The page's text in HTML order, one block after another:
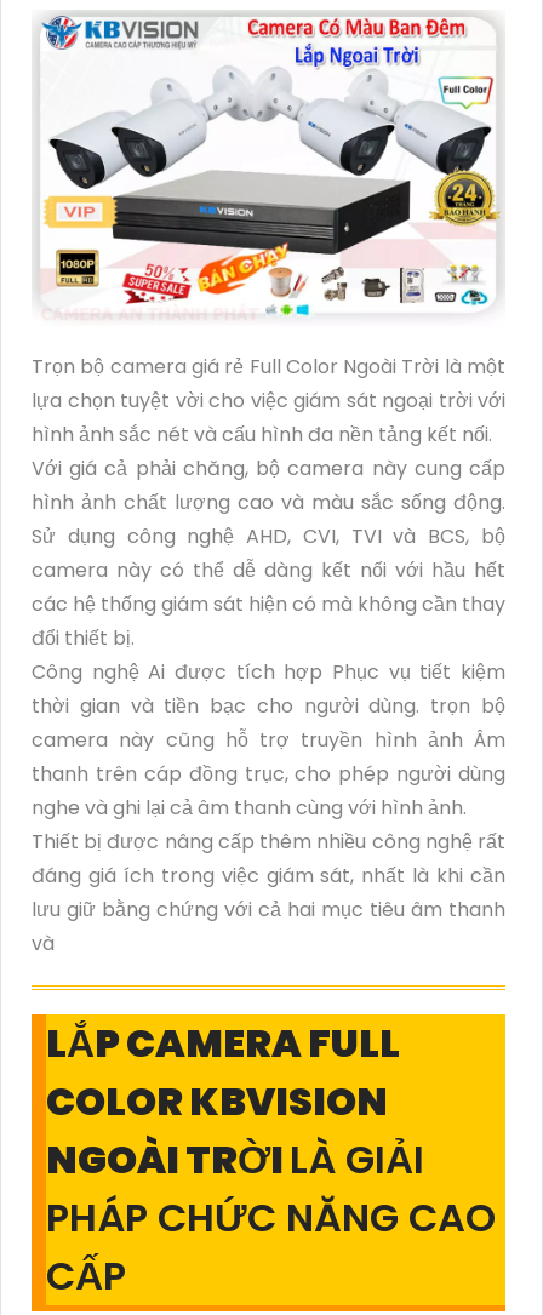
Trọn bộ camera giá rẻ Full Color Ngoài Trời là một
lựa chọn tuyệt vời cho việc giám sát ngoại trời với
hình ảnh sắc nét và cấu hình đa nền tảng kết nối.
Với giá cả phải chăng, bộ camera này cung cấp
hình ảnh chất lượng cao và màu sắc sống động.
Sử dụng công nghệ AHD, CVI, TVI và BCS, bộ
camera này có thể dễ dàng kết nối với hầu hết
các hệ thống giám sát hiện có mà không cần thay
đổi thiết bị.
Công nghệ Ai được tích hợp Phục vụ tiết kiệm
thời gian và tiền bạc cho người dùng. trọn bộ
camera này cũng hỗ trợ truyền hình ảnh Âm
thanh trên cáp đồng trục, cho phép người dùng
nghe và ghi lại cả âm thanh cùng với hình ảnh.
Thiết bị được nâng cấp thêm nhiều công nghệ rất
đáng giá ích trong việc giám sát, nhất là khi cần
lưu giữ bằng chứng với cả hai mục tiêu âm thanh
và
LẮP CAMERA FULL
COLOR KBVISION
NGOÀI TRỜILÀ GIẢI
PHÁP CHỨC NĂNG CAO
CẤP